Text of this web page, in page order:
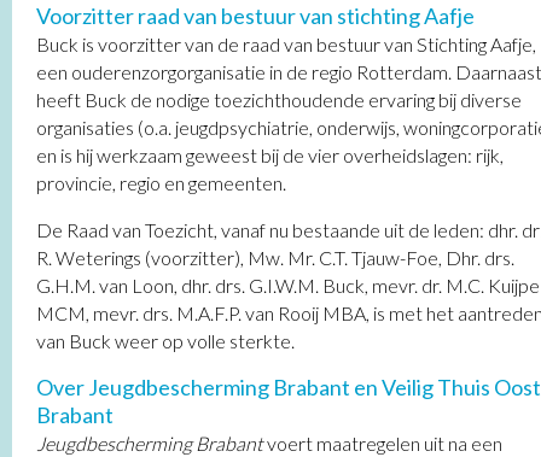
Voorzitter raad van bestuur van stichting Aafje
Buck is voorzitter van de raad van bestuur van Stichting Aafje,
een ouderenzorgorganisatie in de regio Rotterdam. Daarnaast
heeft Buck de nodige toezichthoudende ervaring bij diverse
organisaties (o.a. jeugdpsychiatrie, onderwijs,
en is hij werkzaam geweest bij de vier overheidslagen: rijk,
provincie, regio en gemeenten.
De Raad van Toezicht, vanaf nu bestaande uit de leden: dhr.
R. Weterings (voorzitter), Mw. Mr. C.T. Tjauw-Foe, Dhr. drs.
G.H.M. van Loon, dhr. drs. G.I.W.M. Buck, mevr. dr. M.C.
MCM, mevr. drs. M.A.F.P. van Rooij MBA, is met het
van Buck weer op volle sterkte.
Over Jeugdbescherming Brabant en Veilig Thuis Oost
Brabant
Jeugdbescherming Brabantvoert maatregelen uit na een